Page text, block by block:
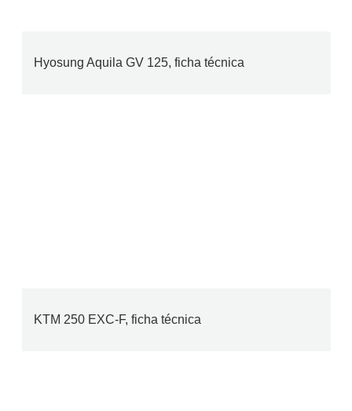
Hyosung Aquila GV 125, ficha técnica
KTM 250 EXC-F, ficha técnica